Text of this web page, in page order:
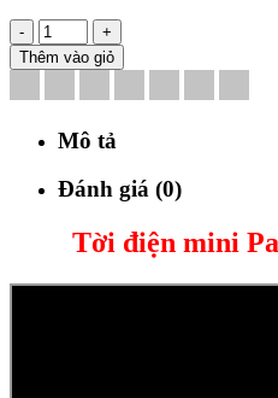
-
+
Thêm vào giỏ
Mô tả
Đánh giá (0)
Tời điện mini